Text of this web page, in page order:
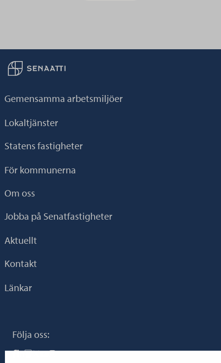
Till hemsidan
Gemensamma arbetsmiljöer
Lokaltjänster
Statens fastigheter
För kommunerna
Om oss
Jobba på Senatfastigheter
Aktuellt
Kontakt
Länkar
Följa oss:
Senaatti Facebookissa
Senaatti LinkedInissä
Senaatti SlideSharessa
Senaatti X:ssä
Senaatti YouTubessa
Senaatti Instagramissa